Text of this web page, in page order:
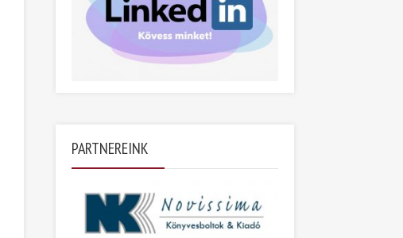
PARTNEREINK